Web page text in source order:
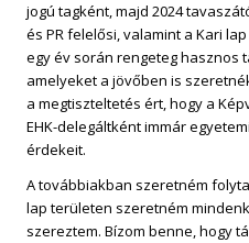
jogú tagként, majd 2024
és PR felelősi, valamint a Kari
egy év során rengeteg hasznos
amelyeket a jövőben is
a megtiszteltetés ért, hogy a
EHK-delegáltként immár
érdekeit.
A továbbiakban szeretném
lap területen szeretném
szereztem. Bízom benne, hogy